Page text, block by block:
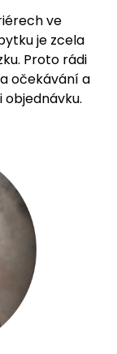
ve
je zcela
Proto rádi
očekávání a
objednávku.